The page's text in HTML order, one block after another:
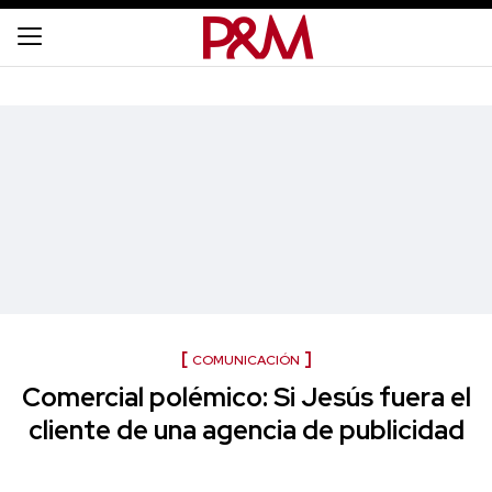
COMUNICACIÓN
Comercial polémico: Si Jesús fuera el
cliente de una agencia de publicidad